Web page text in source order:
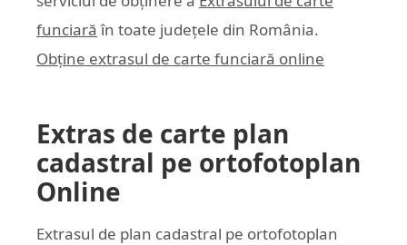
funciară în toate județele din România.
Obține extrasul de carte funciară online
Extras de carte plan
cadastral pe ortofotoplan
Online
Extrasul de plan cadastral pe ortofotoplan